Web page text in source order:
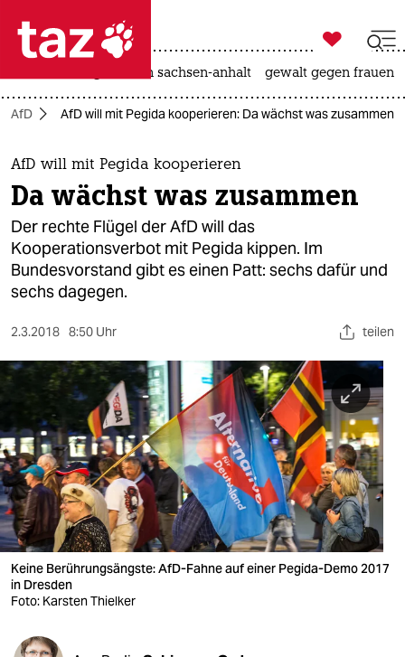
 taz zahl ich
taz zahl ich
themen
politik
öko
gesellschaft
kultur
sport
berlin
nord
wahrheit
verlag
verlag
veranstaltungen
shop

taz zahl ich
landtagswahl in sachsen-anhalt gewalt gegen frauen
AfD AfD will mit Pegida kooperieren: Da wächst was zusammen
AfD will mit Pegida kooperieren
Da wächst was zusammen
Der rechte Flügel der AfD will das
Kooperationsverbot mit Pegida kippen. Im
Bundesvorstand gibt es einen Patt: sechs dafür und
sechs dagegen.
2.3.2018 8:50 Uhr teilen
Keine Berührungsängste: AfD-Fahne auf einer Pegida-Demo 2017
in Dresden
Foto: Karsten Thielker